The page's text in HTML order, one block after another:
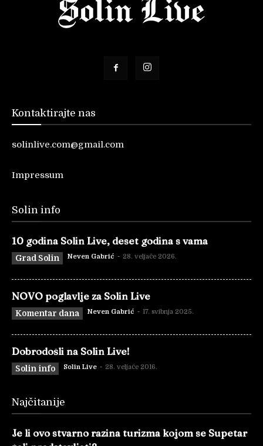
Kontaktirajte nas
solinlive.com@gmail.com
Impressum
Solin info
10 godina Solin Live, deset godina s vama
Grad Solin Neven Gabrić - 28. veljače 2026.
NOVO poglavlje za Solin Live
Komentar dana Neven Gabrić - 17. svibnja 2025.
Dobrodošli na Solin Live!
Solin info Solin Live - 28. veljače 2016.
Najčitanije
Je li ovo stvarno razina turizma kojom se Supetar